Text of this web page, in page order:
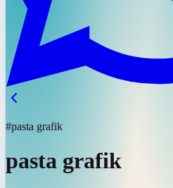
#pasta grafik
pasta grafik